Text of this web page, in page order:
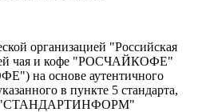
организацией "Российская
чая и кофе "РОСЧАЙКОФЕ"
на основе аутентичного
в пункте 5 стандарта,
"СТАНДАРТИНФОРМ"